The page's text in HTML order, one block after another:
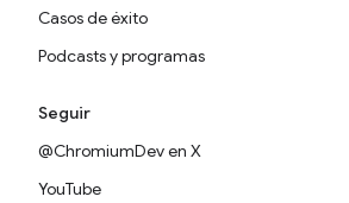
Casos de éxito
Podcasts y programas
Seguir
@ChromiumDev en X
YouTube